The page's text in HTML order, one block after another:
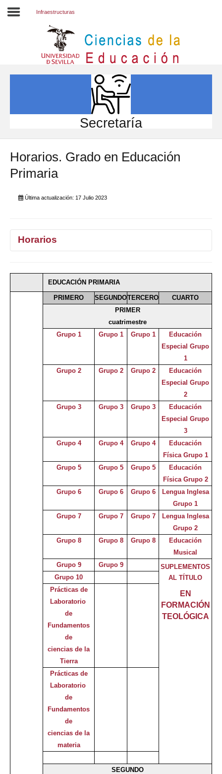
INVESTIGACIÓN
INTERNACIONAL
Directorio FCCE
Infraestructuras
Secretaría
Horarios. Grado en Educación
Primaria
Última actualización: 17 Julio 2023
Horarios
Selecciona curso
EDUCACIÓN PRIMARIA
PRIMERO SEGUNDOTERCERO
CUARTO
PRIMER
cuatrimestre
Grupo 1
Grupo 1 Grupo 1
Educación
Especial Grupo
1
Grupo 2
Grupo 2 Grupo 2
Educación
Especial Grupo
2
Grupo 3
Grupo 3 Grupo 3
Educación
Especial Grupo
3
Grupo 4
Grupo 4 Grupo 4
Educación
Física Grupo 1
Grupo 5
Grupo 5 Grupo 5
Educación
Física Grupo 2
Grupo 6
Grupo 6 Grupo 6
Lengua Inglesa
Grupo 1
Grupo 7
Grupo 7 Grupo 7
Lengua Inglesa
Grupo 2
Grupo 8
Grupo 8 Grupo 8
Educación
Musical
Grupo 9
Grupo 9
SUPLEMENTOS
AL TÍTULO
EN
FORMACIÓN
TEOLÓGICA
Grupo 10
Prácticas de
Laboratorio
de
Fundamentos
de
ciencias de la
Tierra
Prácticas de
Laboratorio
de
Fundamentos
de
ciencias de la
materia
SEGUNDO